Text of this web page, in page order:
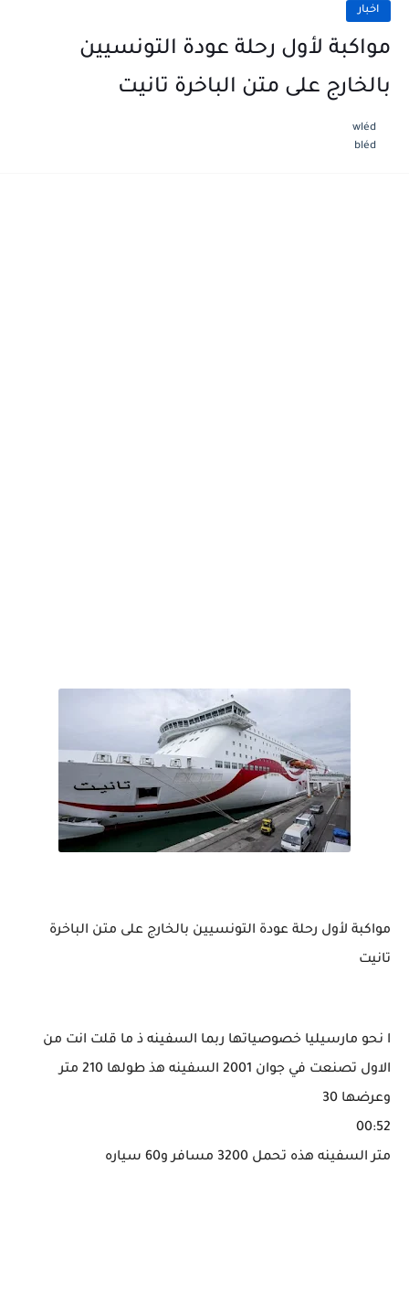
اخبار
مواكبة لأول رحلة عودة التونسيين
بالخارج على متن الباخرة تانيت
wléd
bléd
مواكبة لأول رحلة عودة التونسيين بالخارج على متن الباخرة
تانيت
ا نحو مارسيليا خصوصياتها ربما السفينه ذ ما قلت انت من
الاول تصنعت في جوان 2001 السفينه هذ طولها 210 متر
وعرضها 30
00:52
متر السفينه هذه تحمل 3200 مسافر و60 سياره